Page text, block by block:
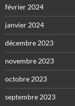
février 2024
janvier 2024
décembre 2023
novembre 2023
octobre 2023
septembre 2023